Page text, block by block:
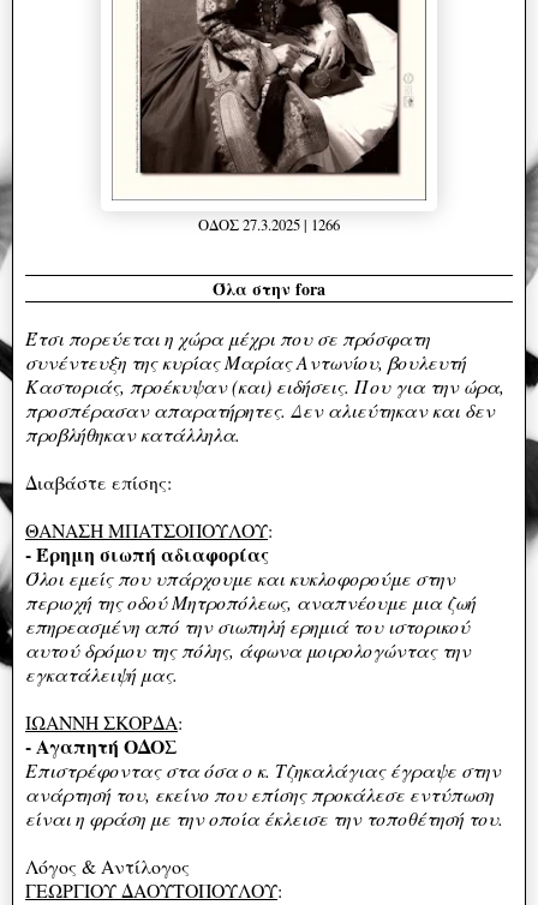
ΟΔΟΣ 27.3.2025 | 1266
Όλα στην fora
Έτσι πορεύεται η χώρα μέχρι που σε πρόσφατη
συνέντευξη της κυρίας Μαρίας Αντωνίου, βουλευτή
Καστοριάς, προέκυψαν (και) ειδήσεις. Που για την ώρα,
προσπέρασαν απαρατήρητες. Δεν αλιεύτηκαν και δεν
προβλήθηκαν κατάλληλα.
Διαβάστε επίσης:
ΘΑΝΑΣΗ ΜΠΑΤΣΟΠΟΥΛΟΥ:
- Έρημη σιωπή αδιαφορίας
Όλοι εμείς που υπάρχουμε και κυκλοφορούμε στην
περιοχή της οδού Μητροπόλεως, αναπνέουμε μια ζωή
επηρεασμένη από την σιωπηλή ερημιά του ιστορικού
αυτού δρόμου της πόλης, άφωνα μοιρολογώντας την
εγκατάλειψή μας.
ΙΩΑΝΝΗ ΣΚΟΡΔΑ:
- Αγαπητή ΟΔΟΣ
Επιστρέφοντας στα όσα ο κ. Τζηκαλάγιας έγραψε στην
ανάρτησή του, εκείνο που επίσης προκάλεσε εντύπωση
είναι η φράση με την οποία έκλεισε την τοποθέτησή του.
Λόγος & Αντίλογος
ΓΕΩΡΓΙΟΥ ΔΑΟΥΤΟΠΟΥΛΟΥ: